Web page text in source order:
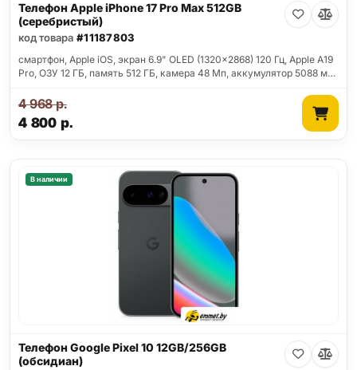
Телефон Apple iPhone 17 Pro Max 512GB
(серебристый)
код товара #11187803
смартфон, Apple iOS, экран 6.9" OLED (1320x2868) 120 Гц, Apple A19
Pro, ОЗУ 12 ГБ, память 512 ГБ, камера 48 Мп, аккумулятор 5088 м…
4 800 р.
4 968р.
В наличии
Телефон Google Pixel 10 12GB/256GB
(обсидиан)